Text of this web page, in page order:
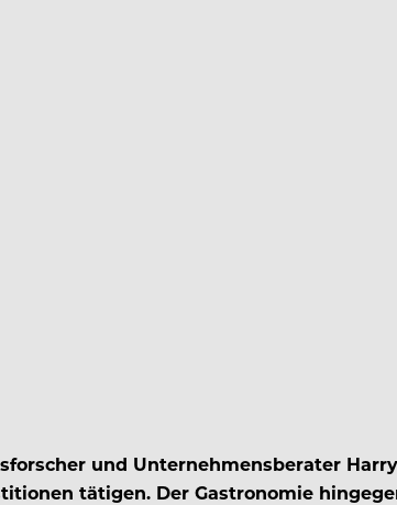
und Unternehmensberater
tätigen. Der Gastronomie